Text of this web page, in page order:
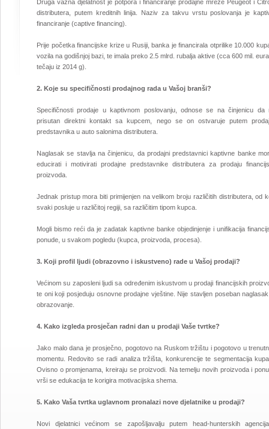
Druga važna djelatnost je potpora i financiranje prodajne mreže Peugeot i
distributera, putem kreditnih linija. Naziv za takvu vrstu poslovanja je
financiranje (captive financing).
Prije početka financijske krize u Rusiji, banka je financirala otprilike 10.000
vozila na godišnjoj bazi, te imala preko 2.5 mlrd. rubalja aktive (cca 600 mil.
tečaju iz 2014 g).
2. Koje su specifičnosti prodajnog rada u Vašoj branši?
Specifičnosti prodaje u kaptivnom poslovanju, odnose se na činjenicu da
prisutan direktni kontakt sa kupcem, nego se on ostvaruje putem
predstavnika u auto salonima distributera.
Naglasak se stavlja na činjenicu, da prodajni predstavnici kaptivne banke
educirati i motivirati prodajne predstavnike distributera za prodaju
proizvoda.
Jednak pristup mora biti primijenjen na velikom broju različitih distributera, od
svaki posluje u različitoj regiji, sa različitim tipom kupca.
Mogli bismo reći da je zadatak kaptivne banke objedinjenje i unifikacija
ponude, u svakom pogledu (kupca, proizvoda, procesa).
3. Koji profil ljudi (obrazovno i iskustveno) rade u Vašoj prodaji?
Većinom su zaposleni ljudi sa određenim iskustvom u prodaji financijskih
te oni koji posjeduju osnovne prodajne vještine. Nije stavljen poseban
obrazovanje.
4. Kako izgleda prosječan radni dan u prodaji Vaše tvrtke?
Jako malo dana je prosječno, pogotovo na Ruskom tržištu i pogotovo u
momentu. Redovito se radi analiza tržišta, konkurencije te segmentacija
Ovisno o promjenama, kreiraju se proizvodi. Na temelju novih proizvoda i
vrši se edukacija te korigira motivacijska shema.
5. Kako Vaša tvrtka uglavnom pronalazi nove djelatnike u prodaji?
Novi djelatnici većinom se zapošljavalju putem head-hunterskih